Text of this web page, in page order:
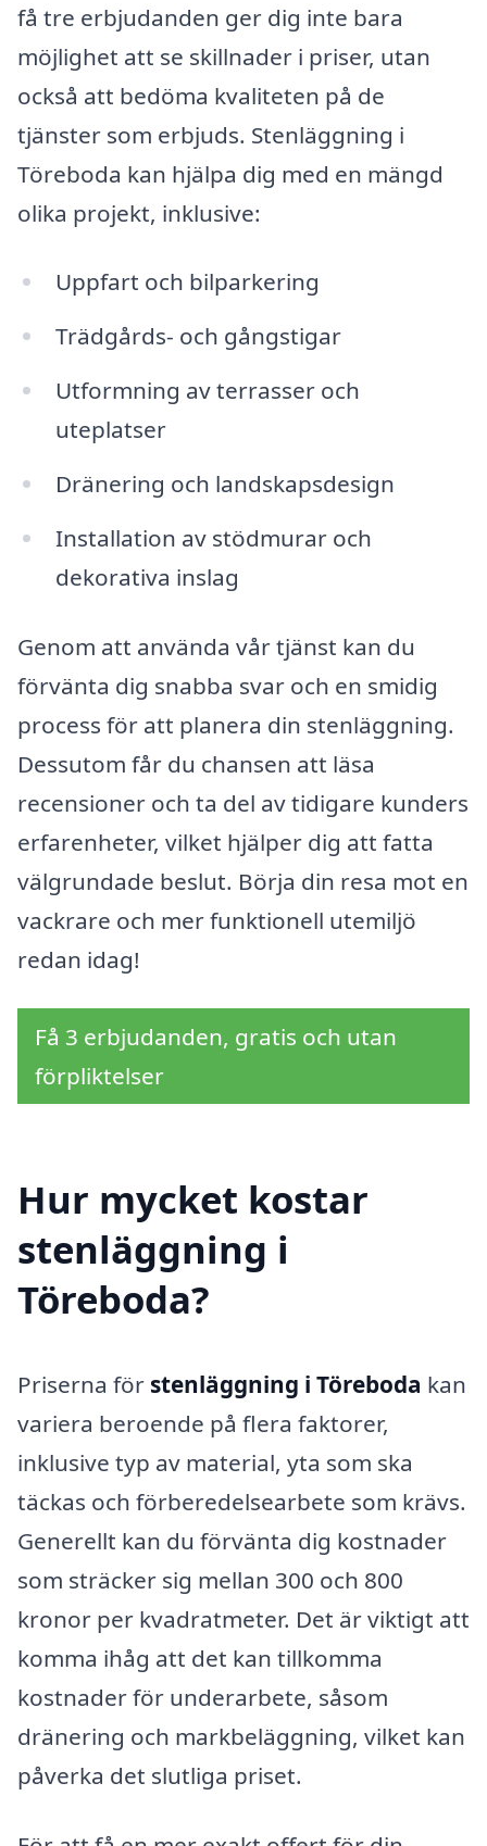
få tre erbjudanden ger dig inte bara
möjlighet att se skillnader i priser, utan
också att bedöma kvaliteten på de
tjänster som erbjuds. Stenläggning i
Töreboda kan hjälpa dig med en mängd
olika projekt, inklusive:
Uppfart och bilparkering
Trädgårds- och gångstigar
Utformning av terrasser och
uteplatser
Dränering och landskapsdesign
Installation av stödmurar och
dekorativa inslag
Genom att använda vår tjänst kan du
förvänta dig snabba svar och en smidig
process för att planera din stenläggning.
Dessutom får du chansen att läsa
recensioner och ta del av tidigare kunders
erfarenheter, vilket hjälper dig att fatta
välgrundade beslut. Börja din resa mot en
vackrare och mer funktionell utemiljö
redan idag!
Få 3 erbjudanden, gratis och utan
förpliktelser
Hur mycket kostar
stenläggning i
Töreboda?
Priserna för stenläggning i Töreboda kan
variera beroende på flera faktorer,
inklusive typ av material, yta som ska
täckas och förberedelsearbete som krävs.
Generellt kan du förvänta dig kostnader
som sträcker sig mellan 300 och 800
kronor per kvadratmeter. Det är viktigt att
komma ihåg att det kan tillkomma
kostnader för underarbete, såsom
dränering och markbeläggning, vilket kan
påverka det slutliga priset.